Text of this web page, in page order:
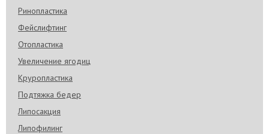
Ринопластика
Фейслифтинг
Отопластика
Увеличение ягодиц
Круропластика
Подтяжка бедер
Липосакция
Липофилинг